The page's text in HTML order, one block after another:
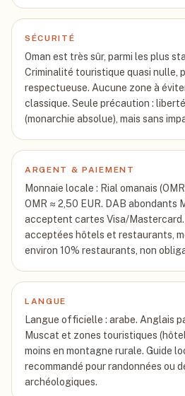
SÉCURITÉ
Oman est très sûr, parmi les plus
Criminalité touristique quasi nulle,
respectueuse. Aucune zone à
classique. Seule précaution :
(monarchie absolue), mais sans
ARGENT & PAIEMENT
Monnaie locale : Rial omanais
OMR ≈ 2,50 EUR. DAB abondants
acceptent cartes Visa/
acceptées hôtels et restaurants,
environ 10% restaurants, non
LANGUE
Langue officielle : arabe. Anglais
Muscat et zones touristiques
moins en montagne rurale. Guide
recommandé pour randonnées ou
archéologiques.